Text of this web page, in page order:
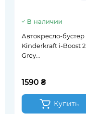
В наличии
Автокресло-бустер
Kinderkraft i-Boost 2
Grey
1590 ₴
Купить